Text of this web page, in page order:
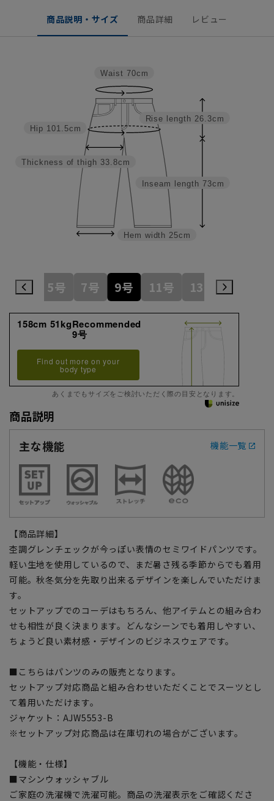
商品説明・サイズ 商品詳細 レビュー
Inseam length 73cm
Rise length 26.3cm
Hem width 25cm
Thickness of thigh 33.8cm
Hip 101.5cm
Waist 70cm
5号 7号 9号 11号 13号 15号
158cm 51kgRecommended
9号
Find out more on your
body type
あくまでもサイズをご検討いただく際の目安となります。
商品説明
主な機能
機能一覧
【商品詳細】
杢調グレンチェックが今っぽい表情のセミワイドパンツです。
軽い生地を使用しているので、まだ暑さ残る季節からでも着用
可能。秋冬気分を先取り出来るデザインを楽しんでいただけま
す。
セットアップでのコーデはもちろん、他アイテムとの組み合わ
せも相性が良く決まります。どんなシーンでも着用しやすい、
ちょうど良い素材感・デザインのビジネスウェアです。
■こちらはパンツのみの販売となります。
セットアップ対応商品と組み合わせいただくことでスーツとし
て着用いただけます。
ジャケット：AJW5553-B
※セットアップ対応商品は在庫切れの場合がございます。
【機能・仕様】
■マシンウォッシャブル
ご家庭の洗濯機で洗濯可能。商品の洗濯表示をご確認くださ